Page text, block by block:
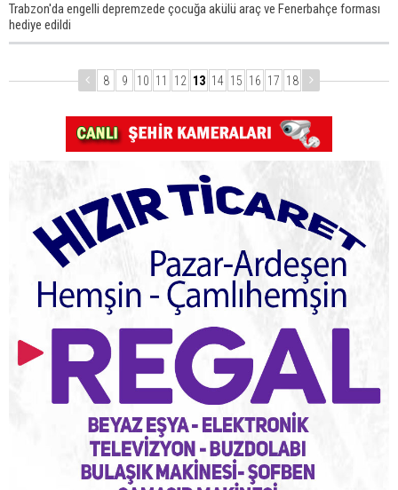
Trabzon'da engelli depremzede çocuğa akülü araç ve Fenerbahçe forması
hediye edildi
8 9 10 11 12 13 14 15 16 17 18